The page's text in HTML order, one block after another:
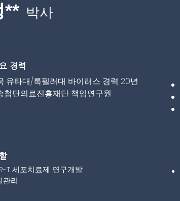
** 박사
경력
유타대/록펠러대 바이러스 경력 20년
첨단의료진흥재단 책임연구원
T 세포치료제 연구개발
관리